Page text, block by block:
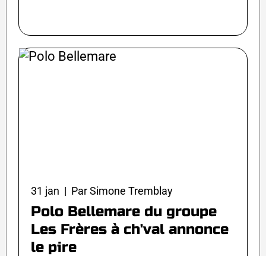
31 jan | Par Simone Tremblay
Polo Bellemare du groupe
Les Frères à ch'val annonce
le pire